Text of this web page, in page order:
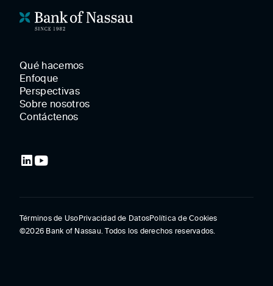
Qué hacemos
Enfoque
Perspectivas
Sobre nosotros
Contáctenos
Términos de Uso Privacidad de DatosPolítica de Cookies
©2026 Bank of Nassau. Todos los derechos reservados.